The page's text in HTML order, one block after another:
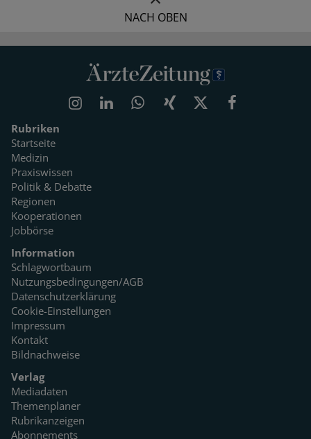
NACH OBEN
Rubriken
Startseite
Medizin
Praxiswissen
Politik & Debatte
Regionen
Kooperationen
Jobbörse
Information
Schlagwortbaum
Nutzungsbedingungen/AGB
Datenschutzerklärung
Cookie-Einstellungen
Impressum
Kontakt
Bildnachweise
Verlag
Mediadaten
Themenplaner
Rubrikanzeigen
Abonnements